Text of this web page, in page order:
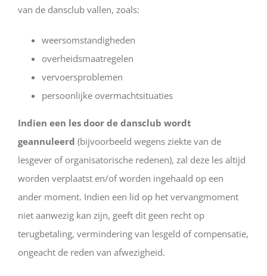
van de dansclub vallen, zoals:
weersomstandigheden
overheidsmaatregelen
vervoersproblemen
persoonlijke overmachtsituaties
Indien een les door de dansclub wordt
geannuleerd (bijvoorbeeld wegens ziekte van de
lesgever of organisatorische redenen), zal deze les altijd
worden verplaatst en/of worden ingehaald op een
ander moment. Indien een lid op het vervangmoment
niet aanwezig kan zijn, geeft dit geen recht op
terugbetaling, vermindering van lesgeld of compensatie,
ongeacht de reden van afwezigheid.